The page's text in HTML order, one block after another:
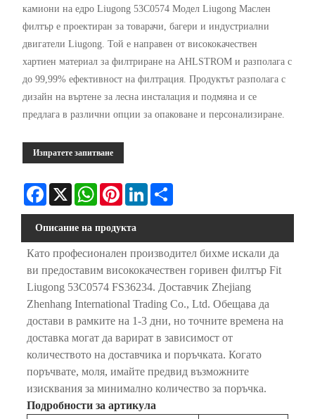
камиони на едро Liugong 53C0574 Модел Liugong Маслен
филтър е проектиран за товарачи, багери и индустриални
двигатели Liugong. Той е направен от висококачествен
хартиен материал за филтриране на AHLSTROM и разполага с
до 99,99% ефективност на филтрация. Продуктът разполага с
дизайн на въртене за лесна инсталация и подмяна и се
предлага в различни опции за опаковане и персонализиране.
Изпратете запитване
Facebook
X WhatsAppPinterestLinkedIn
Описание на продукта
Като професионален производител бихме искали да
ви предоставим висококачествен горивен филтър Fit
Liugong 53C0574 FS36234. Доставчик Zhejiang
Zhenhang International Trading Co., Ltd. Обещава да
достави в рамките на 1-3 дни, но точните времена на
доставка могат да варират в зависимост от
количеството на доставчика и поръчката. Когато
поръчвате, моля, имайте предвид възможните
изисквания за минимално количество за поръчка.
Подробности за артикула